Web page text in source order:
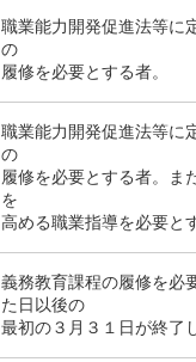
職業能力開発促進法等に
の
履修を必要とする者。
職業能力開発促進法等に
の
履修を必要とする者。ま
を
高める職業指導を必要と
義務教育課程の履修を必
た日以後の
最初の３月３１日が終了